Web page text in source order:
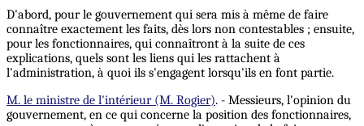
D'abord, pour le gouvernement qui sera mis à même de faire
connaître exactement les faits, dès lors non contestables ; ensuite,
pour les fonctionnaires, qui connaîtront à la suite de ces
explications, quels sont les liens qui les rattachent à
l'administration, à quoi ils s'engagent lorsqu'ils en font partie.
M. le ministre de l'intérieur (M. Rogier). - Messieurs, l'opinion du
gouvernement, en ce qui concerne la position des fonctionnaires,